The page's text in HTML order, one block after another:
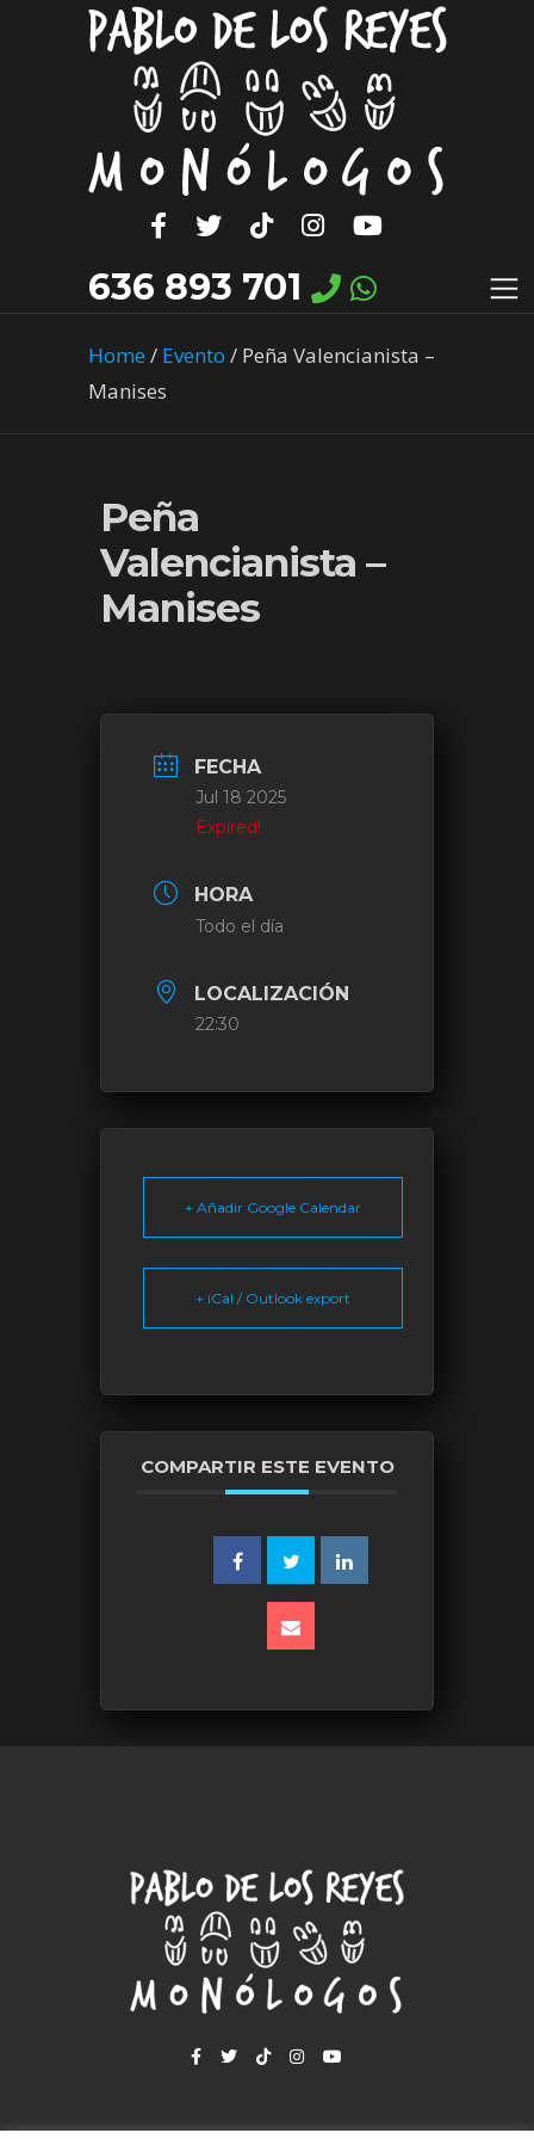
636 893 701
Home/ Evento / Peña Valencianista –
Manises
Peña
Valencianista –
Manises
FECHA
Jul 18 2025
Expired!
HORA
Todo el día
LOCALIZACIÓN
22:30
+ Añadir Google Calendar
+ iCal / Outlook export
COMPARTIR ESTE EVENTO